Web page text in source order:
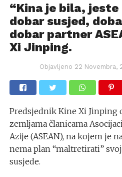
“Kina je bila,
dobar susjed,
dobar partner
Xi Jinping.
Objavljeno 22 Novembra,
Predsjednik Kine Xi Jinping
zemljama članicama
Azije (ASEAN), na kojem je
nema plan “maltretirati”
susjede.